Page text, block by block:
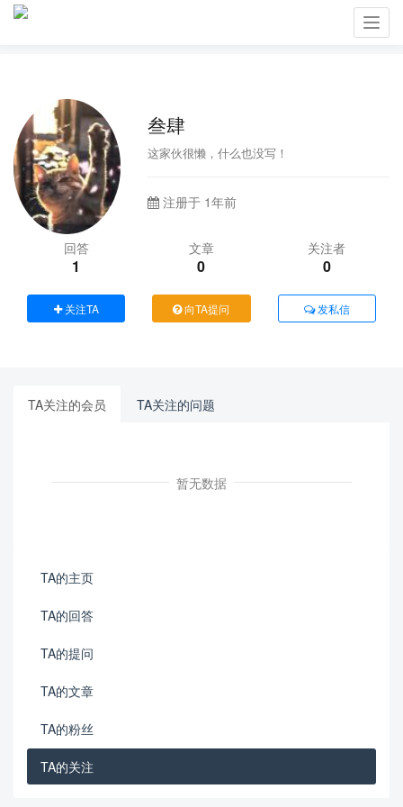
叁肆
这家伙很懒，什么也没写！
注册于 1年前
回答
1
文章
0
关注者
0
关注TA 向TA提问 发私信
TA关注的会员 TA关注的问题
暂无数据
TA的主页
TA的回答
TA的提问
TA的文章
TA的粉丝
TA的关注